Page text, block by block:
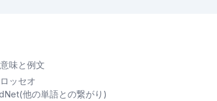
味と例文
ッセオ
他の単語との繋がり)